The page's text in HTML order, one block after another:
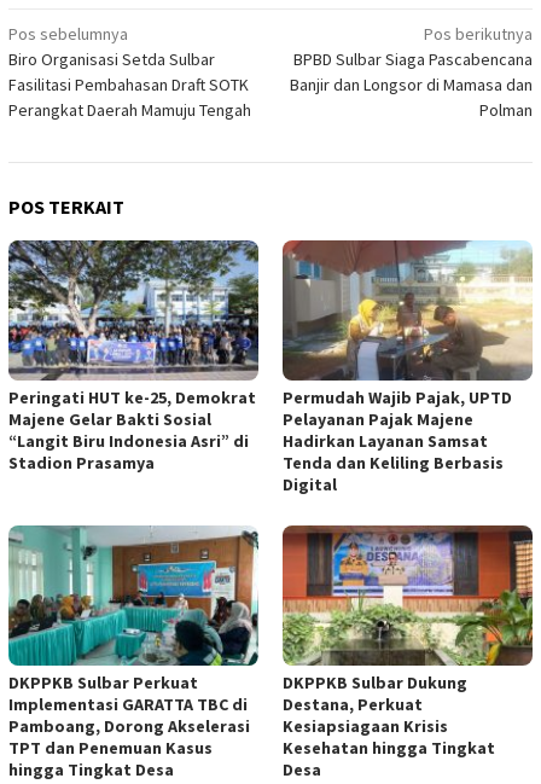
Navigasi
pos
Pos sebelumnya
Biro Organisasi Setda Sulbar
Fasilitasi Pembahasan Draft SOTK
Perangkat Daerah Mamuju Tengah
Pos berikutnya
BPBD Sulbar Siaga Pascabencana
Banjir dan Longsor di Mamasa dan
Polman
POS TERKAIT
Peringati HUT ke-25, Demokrat
Majene Gelar Bakti Sosial
“Langit Biru Indonesia Asri” di
Stadion Prasamya
Permudah Wajib Pajak, UPTD
Pelayanan Pajak Majene
Hadirkan Layanan Samsat
Tenda dan Keliling Berbasis
Digital
DKPPKB Sulbar Perkuat
Implementasi GARATTA TBC di
Pamboang, Dorong Akselerasi
TPT dan Penemuan Kasus
hingga Tingkat Desa
DKPPKB Sulbar Dukung
Destana, Perkuat
Kesiapsiagaan Krisis
Kesehatan hingga Tingkat
Desa